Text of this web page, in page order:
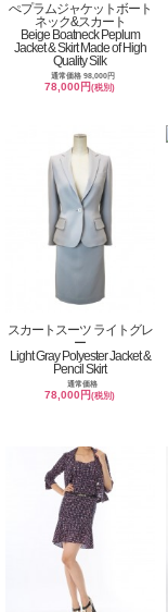
ぺプラムジャケットボート
ネック&スカート
Beige Boatneck Peplum
Jacket & Skirt Made of High
Quality Silk
通常価格 98,000円
78,000円(税別)
スカートスーツ ライトグレ
ー
Light Gray Polyester Jacket &
Pencil Skirt
通常価格
78,000円(税別)